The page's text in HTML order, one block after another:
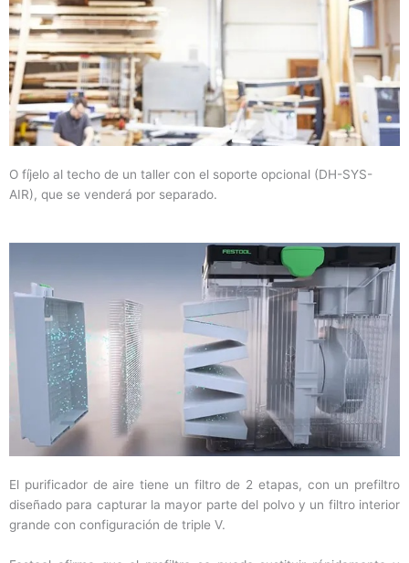
O fíjelo al techo de un taller con el soporte opcional (DH-SYS-
AIR), que se venderá por separado.
El purificador de aire tiene un filtro de 2 etapas, con un prefiltro
diseñado para capturar la mayor parte del polvo y un filtro interior
grande con configuración de triple V.